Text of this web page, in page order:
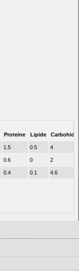
Proteine Lipide
1.5 0.5 4
0.6 0 2
0.4 0.1 4.6